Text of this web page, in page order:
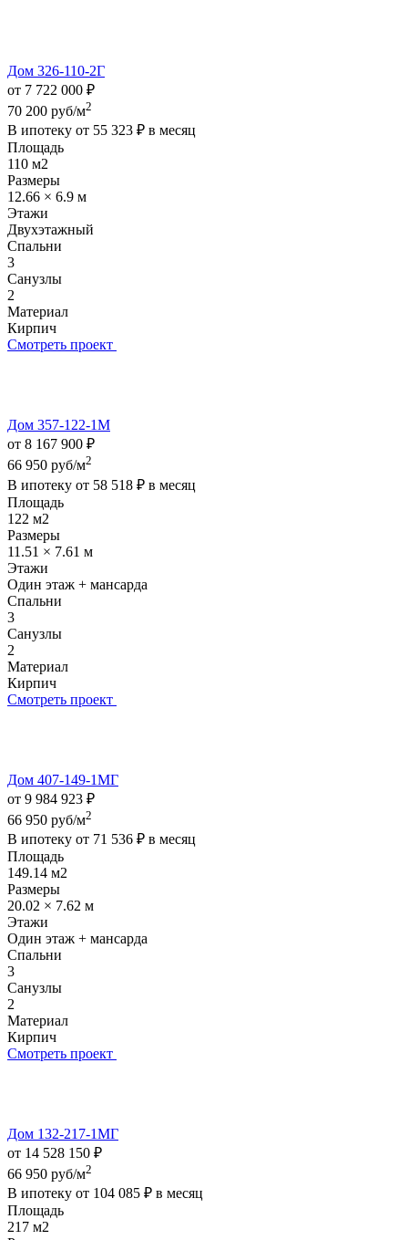
Дом 326-110-2Г
от 7 722 000 ₽
70 200 руб/м2
В ипотеку от 55 323 ₽ в месяц
Площадь
110 м2
Размеры
12.66 × 6.9 м
Этажи
Двухэтажный
Спальни
3
Санузлы
2
Материал
Кирпич
Смотреть проект
Дом 357-122-1М
от 8 167 900 ₽
66 950 руб/м2
В ипотеку от 58 518 ₽ в месяц
Площадь
122 м2
Размеры
11.51 × 7.61 м
Этажи
Один этаж + мансарда
Спальни
3
Санузлы
2
Материал
Кирпич
Смотреть проект
Дом 407-149-1МГ
от 9 984 923 ₽
66 950 руб/м2
В ипотеку от 71 536 ₽ в месяц
Площадь
149.14 м2
Размеры
20.02 × 7.62 м
Этажи
Один этаж + мансарда
Спальни
3
Санузлы
2
Материал
Кирпич
Смотреть проект
Дом 132-217-1МГ
от 14 528 150 ₽
66 950 руб/м2
В ипотеку от 104 085 ₽ в месяц
Площадь
217 м2